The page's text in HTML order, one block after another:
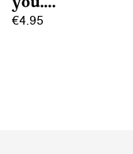
productpagina
€4.95